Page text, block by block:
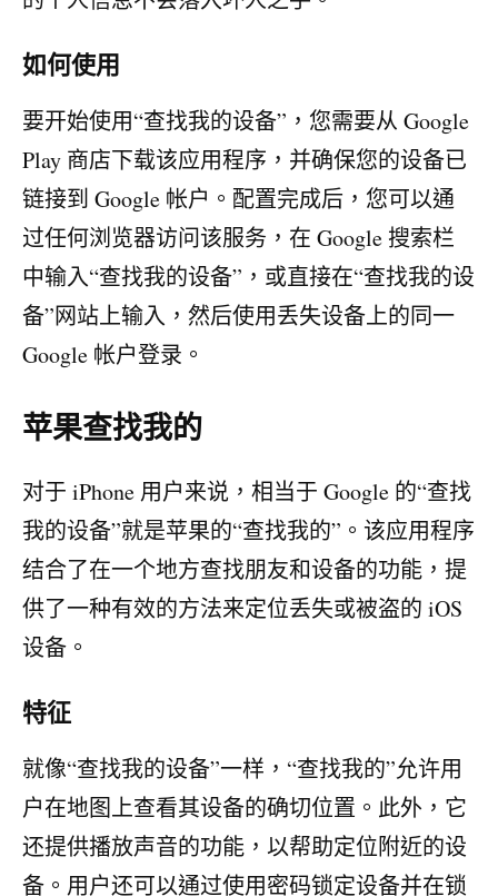
如何使用
要开始使用“查找我的设备”，您需要从 Google
Play 商店下载该应用程序，并确保您的设备已
链接到 Google 帐户。配置完成后，您可以通
过任何浏览器访问该服务，在 Google 搜索栏
中输入“查找我的设备”，或直接在“查找我的设
备”网站上输入，然后使用丢失设备上的同一
Google 帐户登录。
苹果查找我的
对于 iPhone 用户来说，相当于 Google 的“查找
我的设备”就是苹果的“查找我的”。该应用程序
结合了在一个地方查找朋友和设备的功能，提
供了一种有效的方法来定位丢失或被盗的 iOS
设备。
特征
就像“查找我的设备”一样，“查找我的”允许用
户在地图上查看其设备的确切位置。此外，它
还提供播放声音的功能，以帮助定位附近的设
备。用户还可以通过使用密码锁定设备并在锁